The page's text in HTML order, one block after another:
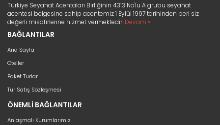
Eğitim
Sağlık ve Güzellik (2)
Türkiye Seyahat Acentaları Birliğinin 4313 No'lu A grubu seyahat
acentesi belgesine sahip acentemiz 1 Eylül 1997 tarihinden beri siz
değerli misafirlerine hizmet vermektedir. Devam »
BAĞLANTILAR
Ana Sayfa
Oteller
Paket Turlar
Tur Satış Sözleşmesi
ÖNEMLİ BAĞLANTILAR
Anlaşmalı Kurumlarımız